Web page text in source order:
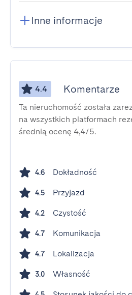
Inne informacje
4.4 Komentarze
Ta nieruchomość została
na wszystkich platformach
średnią ocenę 4,4/5.
4.6 Dokładność
4.5 Przyjazd
4.2 Czystość
4.7 Komunikacja
4.7 Lokalizacja
3.0 Własność